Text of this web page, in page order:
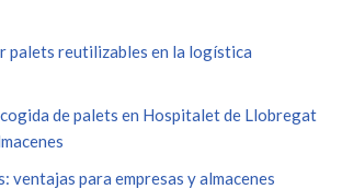
palets reutilizables en la logística
de palets en Hospitalet de Llobregat
ventajas para empresas y almacenes